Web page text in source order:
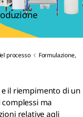
processo
Formulazione,
il riempimento di un
ma
relative agli